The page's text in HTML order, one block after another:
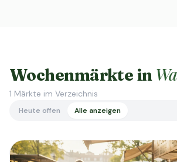
Wochenmärkte in
1 Märkte im Verzeichnis
Heute offen Alle anzeigen